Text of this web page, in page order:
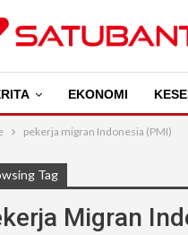
EKONOMI
pekerja migran Indonesia (PMI)
Tag
Migran